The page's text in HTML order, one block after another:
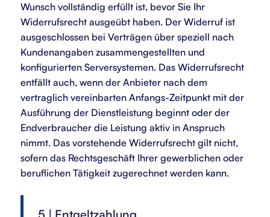
Wunsch vollständig erfüllt ist, bevor Sie Ihr
Widerrufsrecht ausgeübt haben. Der Widerruf ist
ausgeschlossen bei Verträgen über speziell nach
Kundenangaben zusammengestellten und
konfigurierten Serversystemen. Das Widerrufsrecht
entfällt auch, wenn der Anbieter nach dem
vertraglich vereinbarten Anfangs-Zeitpunkt mit der
Ausführung der Dienstleistung beginnt oder der
Endverbraucher die Leistung aktiv in Anspruch
nimmt. Das vorstehende Widerrufsrecht gilt nicht,
sofern das Rechtsgeschäft Ihrer gewerblichen oder
beruflichen Tätigkeit zugerechnet werden kann.